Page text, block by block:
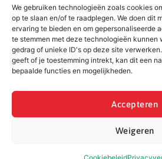
We gebruiken technologieën zoals cookies
op te slaan en/of te raadplegen. We doen dit
ervaring te bieden en om gepersonaliseerde
te stemmen met deze technologieën kunnen
gedrag of unieke ID's op deze site
geeft of je toestemming intrekt, kan dit een
bepaalde functies en mogelijkheden.
Accepteren
Weigeren
Gemeente Weststellingwerf
© 2022 - 2026 BespaarPartner | Alle